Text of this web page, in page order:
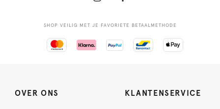
SHOP VEILIG MET JE FAVORIETE BETAALMETHODE
OVER ONS KLANTENSERVICE